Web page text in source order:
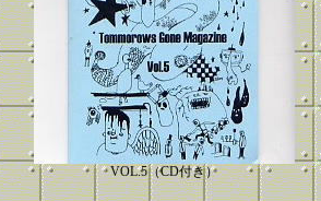
VOL.5（CD付き）